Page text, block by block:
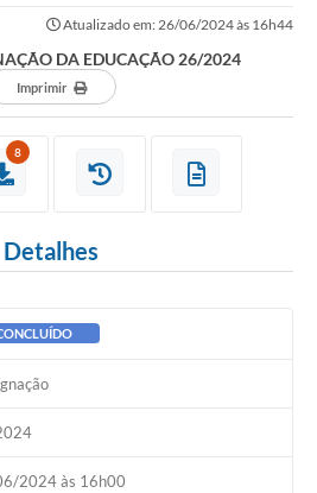
Atualizado em: 26/06/2024 às 16h44
DA EDUCAÇÃO 26/2024
Imprimir
8
Detalhes
2024 às 16h00